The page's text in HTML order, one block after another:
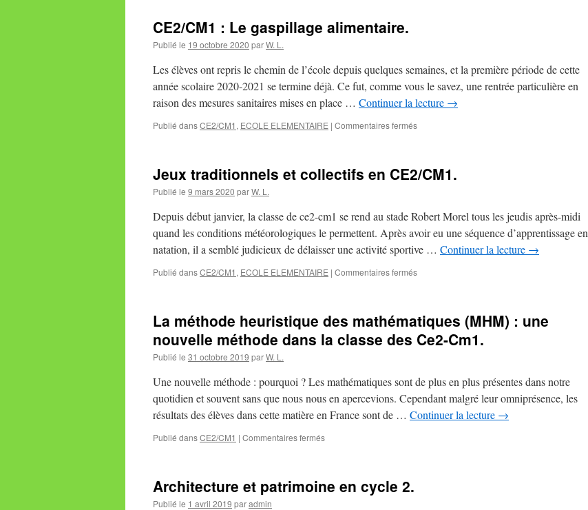
classe
de
CE2-
CE2/CM1 : Le gaspillage alimentaire.
Publié le 19 octobre 2020 parW. L.
Les élèves ont repris le chemin de l’école depuis quelques semaines, et la première période de cette
année scolaire 2020-2021 se termine déjà. Ce fut, comme vous le savez, une rentrée particulière en
raison des mesures sanitaires mises en place … Continuer la lecture →
Publié dansCE2/CM1 , ECOLE ELEMENTAIRE | Commentaires ferméssur
gaspillage
Jeux traditionnels et collectifs en CE2/CM1.
Publié le 9 mars 2020 parW. L.
Depuis début janvier, la classe de ce2-cm1 se rend au stade Robert Morel tous les jeudis après-midi
quand les conditions météorologiques le permettent. Après avoir eu une séquence d’apprentissage en
natation, il a semblé judicieux de délaisser une activité sportive … Continuer la lecture →
Publié dansCE2/CM1 , ECOLE ELEMENTAIRE | Commentaires ferméssur
collectifs
en
CE2/CM1.
La méthode heuristique des mathématiques (MHM) : une
nouvelle méthode dans la classe des Ce2-Cm1.
Publié le 31 octobre 2019 parW. L.
Une nouvelle méthode : pourquoi ? Les mathématiques sont de plus en plus présentes dans notre
quotidien et souvent sans que nous nous en apercevions. Cependant malgré leur omniprésence, les
résultats des élèves dans cette matière en France sont de … Continuer la lecture →
Publié dansCE2/CM1 | Commentaires ferméssur
des
mathématiques
Architecture et patrimoine en cycle 2.
Publié le 1 avril 2019 paradmin